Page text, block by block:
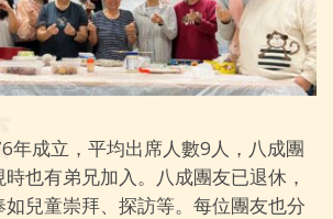
年成立，平均出席人數9人，八成團
也有弟兄加入。八成團友已退休，
兒童崇拜、探訪等。每位團友也分